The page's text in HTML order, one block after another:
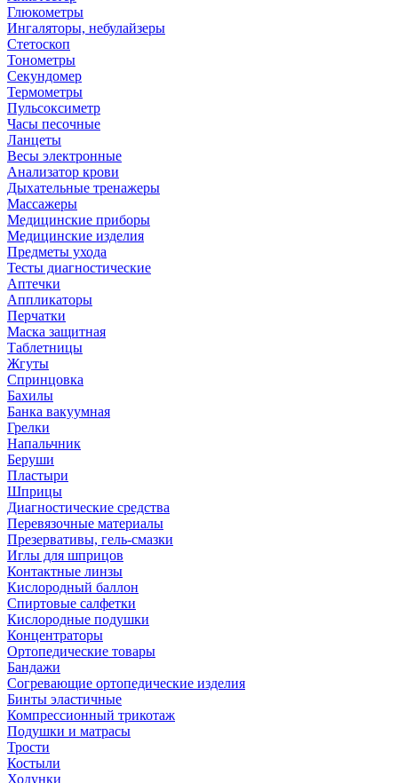
Глюкометры
Ингаляторы, небулайзеры
Стетоскоп
Тонометры
Секундомер
Термометры
Пульсоксиметр
Часы песочные
Ланцеты
Весы электронные
Анализатор крови
Дыхательные тренажеры
Массажеры
Медицинские приборы
Медицинские изделия
Предметы ухода
Тесты диагностические
Аптечки
Аппликаторы
Перчатки
Маска защитная
Таблетницы
Жгуты
Спринцовка
Бахилы
Банка вакуумная
Грелки
Напальчник
Беруши
Пластыри
Шприцы
Диагностические средства
Перевязочные материалы
Презервативы, гель-смазки
Иглы для шприцов
Контактные линзы
Кислородный баллон
Спиртовые салфетки
Кислородные подушки
Концентраторы
Ортопедические товары
Бандажи
Согревающие ортопедические изделия
Бинты эластичные
Компрессионный трикотаж
Подушки и матрасы
Трости
Костыли
Ходунки